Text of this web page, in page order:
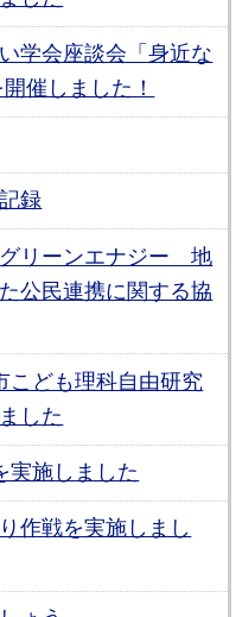
学会座談会「⾝近な
催しました！
録
リーンエナジー 地
公民連携に関する協
こども理科自由研究
した
実施しました
作戦を実施しまし